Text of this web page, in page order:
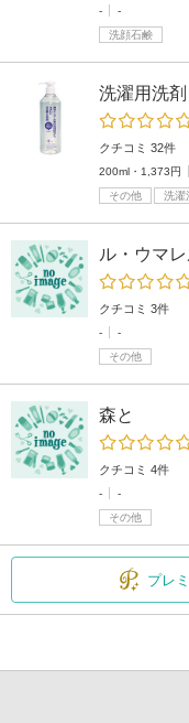
-
-
洗顔石鹸
洗濯用洗
クチコミ 32件
200ml・1,373円
その他
洗濯
ル・ウマ
クチコミ 3件
-
-
その他
森と
クチコミ 4件
-
-
その他
プレ